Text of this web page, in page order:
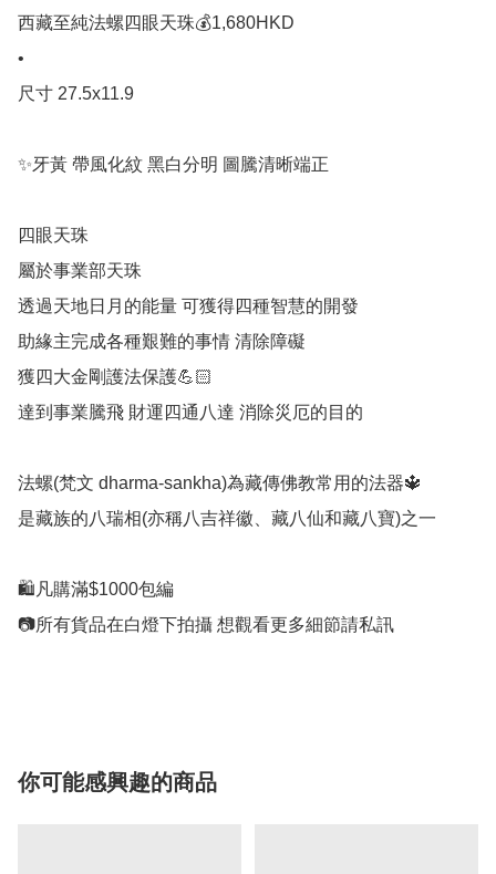
西藏至純法螺四眼天珠💰1,680HKD
•
尺寸 27.5x11.9
✨牙黃 帶風化紋 黑白分明 圖騰清晰端正
四眼天珠
屬於事業部天珠
透過天地日月的能量 可獲得四種智慧的開發
助緣主完成各種艱難的事情 清除障礙
獲四大金剛護法保護💪🏻
達到事業騰飛 財運四通八達 消除災厄的目的
法螺(梵文 dharma-sankha)為藏傳佛教常用的法器🔱
是藏族的八瑞相(亦稱八吉祥徽、藏八仙和藏八寶)之一
🛍凡購滿$1000包編
📷所有貨品在白燈下拍攝 想觀看更多細節請私訊
你可能感興趣的商品